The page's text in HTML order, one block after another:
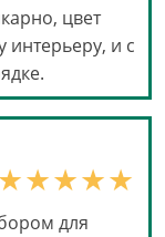
цвет
и с
для